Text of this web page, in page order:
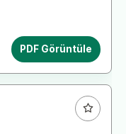
PDF Görüntüle